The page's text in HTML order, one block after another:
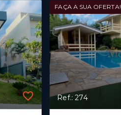
FAÇA A SUA OFERTA!
Ref.: 274